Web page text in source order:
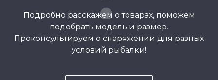
Подробно расскажем о товарах, поможем
подобрать модель и размер.
Проконсультируем о снаряжении для разных
условий рыбалки!